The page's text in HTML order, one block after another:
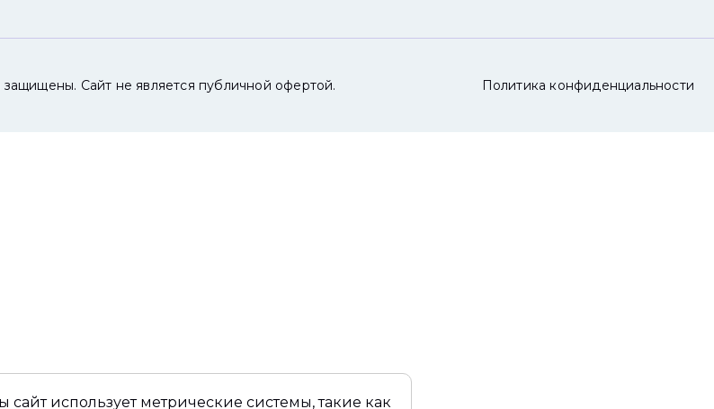
Сайт не является публичной офертой. Политика конфиденциальности
сайт использует метрические системы, такие как